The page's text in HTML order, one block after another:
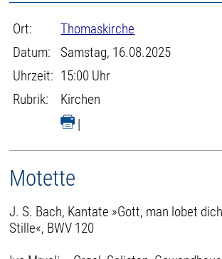
Ort:
Thomaskirche
Datum:
Samstag, 16.08.2025
Uhrzeit: 15:00 Uhr
Rubrik:
Kirchen
|
Motette
J. S. Bach, Kantate »Gott, man lobet
Stille«, BWV 120